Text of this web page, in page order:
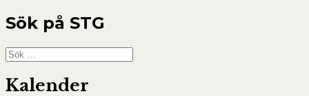
Sök på STG
Sök
efter:
Kalender